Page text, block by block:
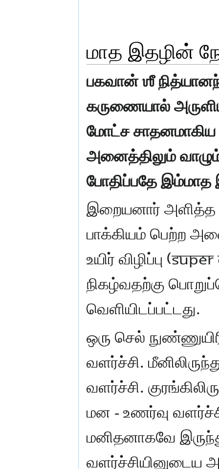
மாத இதழின்
பகவான் ஶீ
கருணையால்
மோட்ச
அனைத்திலும்
போதிப்பதே
இறையனார் அளித்த
பாக்கியம் பெற்ற
உயிர் விழிப்பு
நிகழ்வதற்கு
வெளியிடப்பட்டது.
ஒரு செல்
வளர்ச்சி.
வளர்ச்சி.
மன - உணர்வு
மனிதனாகவே
வளர்ச்சியினுடைய